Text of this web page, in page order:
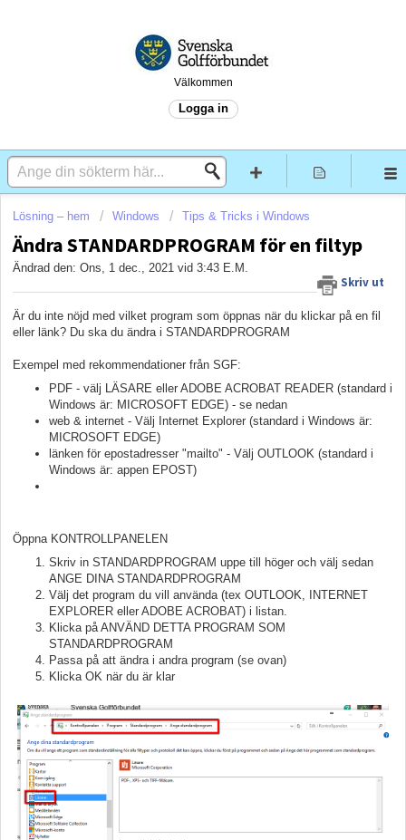
Välkommen
Logga in
Lösning – hem Windows Tips & Tricks i Windows
Ändra STANDARDPROGRAM för en filtyp
Skriv ut
Ändrad den: Ons, 1 dec., 2021 vid 3:43 E.M.
Är du inte nöjd med vilket program som öppnas när du klickar på en fil
eller länk? Du ska du ändra i STANDARDPROGRAM
Exempel med rekommendationer från SGF:
PDF - välj LÄSARE eller ADOBE ACROBAT READER (standard i
Windows är: MICROSOFT EDGE) - se nedan
web & internet - Välj Internet Explorer (standard i Windows är:
MICROSOFT EDGE)
länken för epostadresser "mailto" - Välj OUTLOOK (standard i
Windows är: appen EPOST)
Öppna KONTROLLPANELEN
Skriv in STANDARDPROGRAM uppe till höger och välj sedan
ANGE DINA STANDARDPROGRAM
Välj det program du vill använda (tex OUTLOOK, INTERNET
EXPLORER eller ADOBE ACROBAT) i listan.
Klicka på ANVÄND DETTA PROGRAM SOM
STANDARDPROGRAM
Passa på att ändra i andra program (se ovan)
Klicka OK när du är klar